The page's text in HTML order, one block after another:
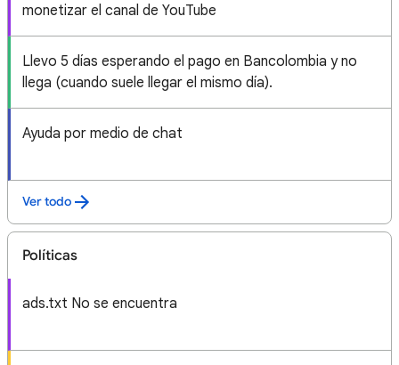
monetizar el canal de YouTube
Llevo 5 días esperando el pago en Bancolombia y no
llega (cuando suele llegar el mismo día).
Ayuda por medio de chat
Ver todo
Políticas
ads.txt No se encuentra